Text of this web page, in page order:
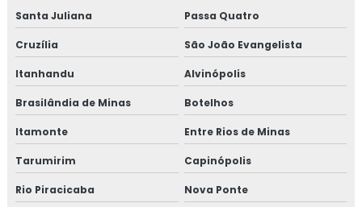
Santa Juliana Passa Quatro
Cruzília São João Evangelista
Itanhandu Alvinópolis
Brasilândia de Minas Botelhos
Itamonte Entre Rios de Minas
Tarumirim Capinópolis
Rio Piracicaba Nova Ponte